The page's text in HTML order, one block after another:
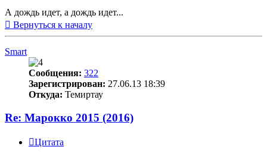
А дождь идет, а дождь идет...
Вернуться к началу
Smart
Сообщения: 322
Зарегистрирован: 27.06.13 18:39
Откуда: Темиртау
Re: Марокко 2015 (2016)
Цитата